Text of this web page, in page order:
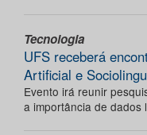
Tecnologia
UFS receberá
Artificial e
Evento irá reunir
a importância de